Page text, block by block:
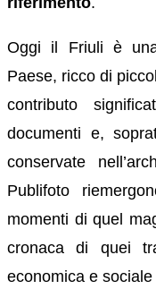
Oggi il Friuli è
Paese, ricco di
contributo
documenti e,
conservate
Publifoto
momenti di quel
cronaca di quei
economica e